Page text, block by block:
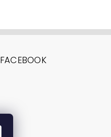
FACEBOOK